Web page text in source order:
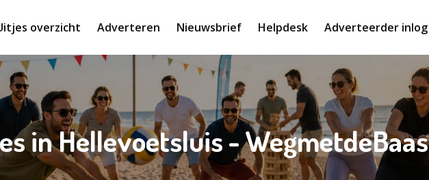
overzicht Adverteren Nieuwsbrief Helpdesk Adverteerder inlog
in Hellevoetsluis - WegmetdeBaas